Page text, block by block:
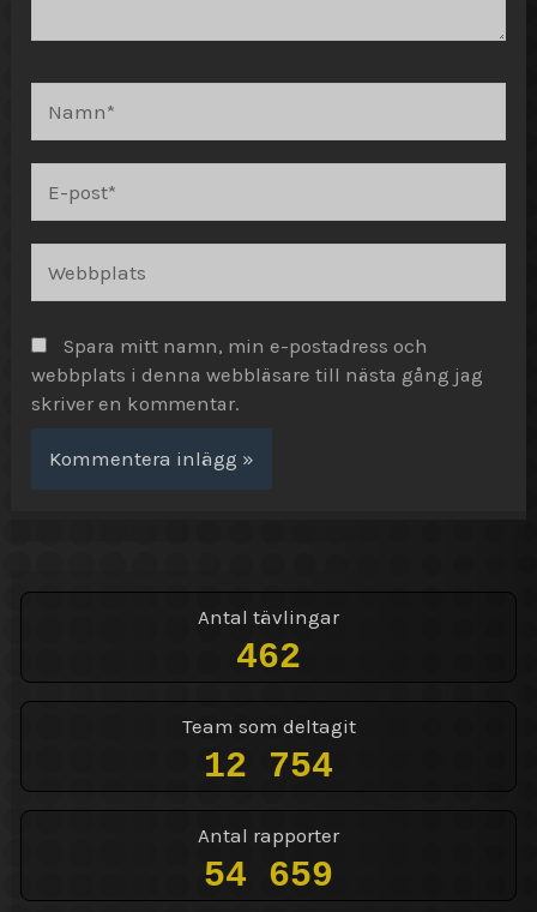
post*
Spara mitt namn, min e-postadress och
webbplats i denna webbläsare till nästa gång jag
skriver en kommentar.
Antal tävlingar
462
Team som deltagit
12 754
Antal rapporter
54 659